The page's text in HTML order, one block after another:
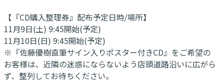
【『CD購入整理券』配布予定日時/場所】
11月9日(土) 9:45開始(予定)
11月10日(日) 9:45開始(予定)
※『佐藤優樹直筆サイン入りポスター付きCD』をご希望の
お客様は、近隣の迷惑にならないよう店頭道路沿いに広がら
ず、整列してお待ちください。